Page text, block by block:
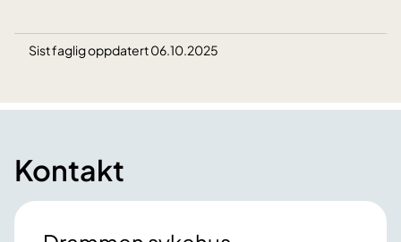
Sist faglig oppdatert 06.10.2025
Kontakt